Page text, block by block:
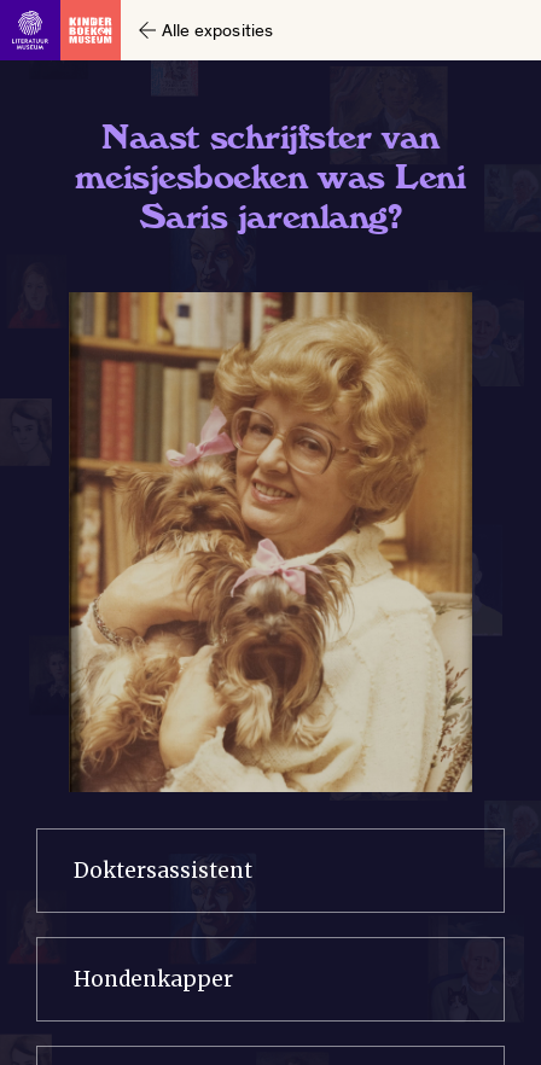
Alle exposities
Naast schrijfster van
meisjesboeken was Leni
Saris jarenlang?
Doktersassistent
Hondenkapper